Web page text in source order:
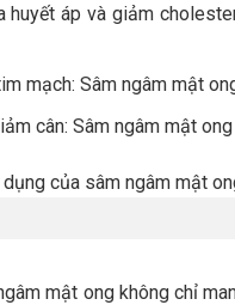
huyết áp và giảm
mạch: Sâm ngâm mật
cân: Sâm ngâm mật
mật ong không chỉ